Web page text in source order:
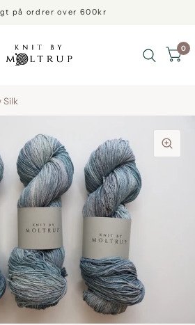
på ordrer over 600kr
0
Silk